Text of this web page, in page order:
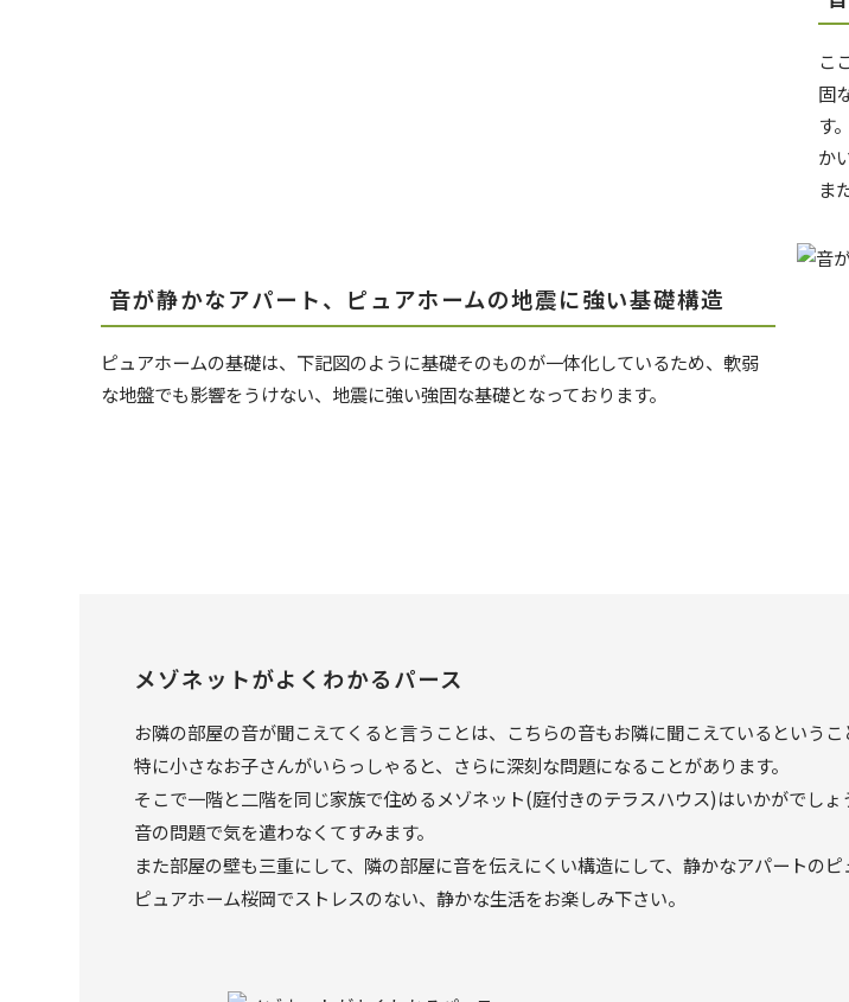
こ
固
す
か
ま
音が静かなアパート、ピュアホームの地震に強い基礎構造
ピュアホームの基礎は、下記図のように基礎そのものが一体化しているため、軟弱
な地盤でも影響をうけない、地震に強い強固な基礎となっております。
メゾネットがよくわかるパース
お隣の部屋の音が聞こえてくると言うことは、こちらの音もお隣に聞こえているというこ
特に小さなお子さんがいらっしゃると、さらに深刻な問題になることがあります。
そこで一階と二階を同じ家族で住めるメゾネット(庭付きのテラスハウス)はいかがでし
音の問題で気を遣わなくてすみます。
また部屋の壁も三重にして、隣の部屋に音を伝えにくい構造にして、静かなアパートのピ
ピュアホーム桜岡でストレスのない、静かな生活をお楽しみ下さい。